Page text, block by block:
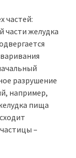
частей:
части желудка
разрушение
например,
пища
–